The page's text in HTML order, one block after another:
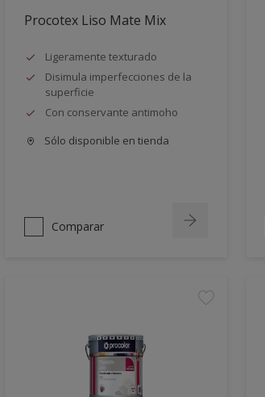
Procotex Liso Mate Mix
Ligeramente texturado
Disimula imperfecciones de la
superficie
Con conservante antimoho
Sólo disponible en tienda
Comparar